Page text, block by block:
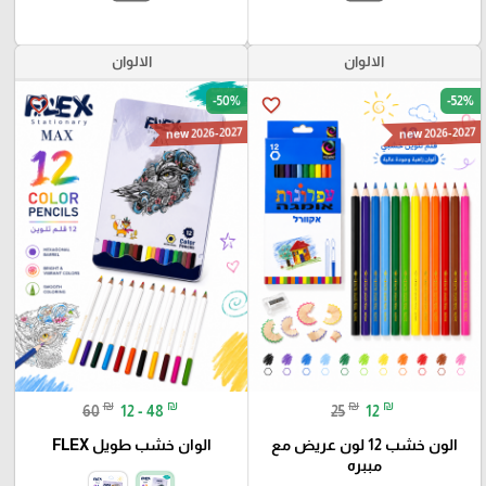
الالوان
favorite_border -52%
new 2026-2027
25 ₪ 12 ₪
الون خشب 12 لون عريض مع
مببره
الالوان
favorite_border -50%
new 2026-2027
60 ₪ 12 - 48 ₪
الوان خشب طويل FLEX